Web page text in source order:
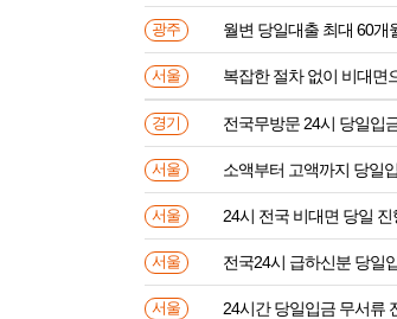
광주 월변 당일대출 최대 60개
서울 복잡한 절차 없이 비대면
경기 전국무방문 24시 당일입
서울 소액부터 고액까지 당일
서울 24시 전국 비대면 당일 진
서울 전국24시 급하신분 당일
서울 24시간 당일입금 무서류